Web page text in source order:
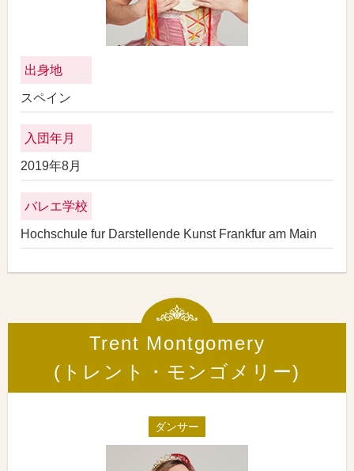
出身地
スペイン
入団年月
2019年8月
バレエ学校
Hochschule fur Darstellende Kunst Frankfur am Main
Trent Montgomery
(トレント・モンゴメリー)
ダンサー